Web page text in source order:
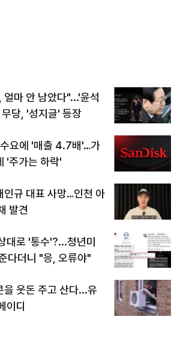
얼마 안 남았다"...'윤석
당, '성지글' 등장
요에 '매출 4.7배'…가
'주가는 하락'
인규 대표 사망…인천 아
발견
대로 '통수'?...청년미
다더니 "응, 오류야"
을 웃돈 주고 산다...유
이디